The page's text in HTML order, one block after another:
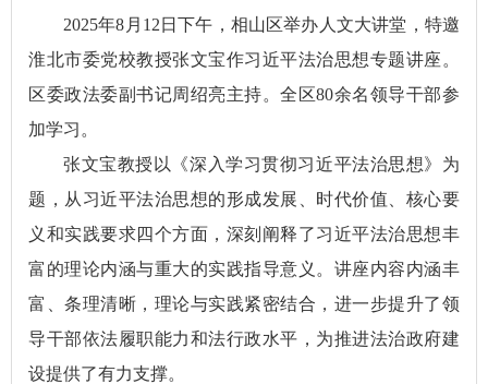
2025年8月12日下午，相山区举办人文大讲堂，特邀
淮北市委党校教授张文宝作习近平法治思想专题讲座。
区委政法委副书记周绍亮主持。全区80余名领导干部参
加学习。
张文宝教授以《深入学习贯彻习近平法治思想》为
题，从习近平法治思想的形成发展、时代价值、核心要
义和实践要求四个方面，深刻阐释了习近平法治思想丰
富的理论内涵与重大的实践指导意义。讲座内容内涵丰
富、条理清晰，理论与实践紧密结合，进一步提升了领
导干部依法履职能力和法行政水平，为推进法治政府建
设提供了有力支撑。